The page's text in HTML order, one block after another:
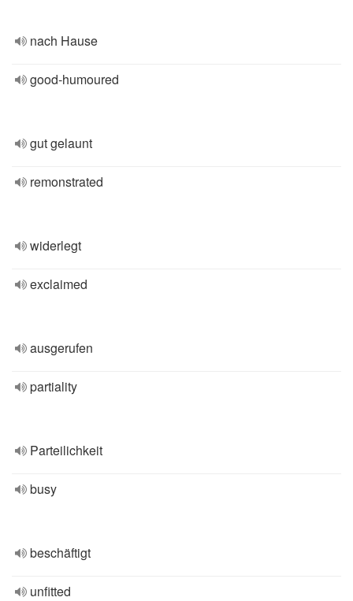
nach Hause
good-humoured
gut gelaunt
remonstrated
widerlegt
exclaimed
ausgerufen
partiality
Parteilichkeit
busy
beschäftigt
unfitted